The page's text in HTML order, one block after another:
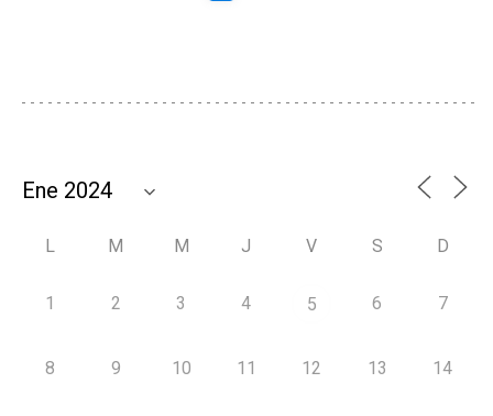
L M M J V S D
1 2 3 4 5 6 7
8 9 10 11 12 13 14